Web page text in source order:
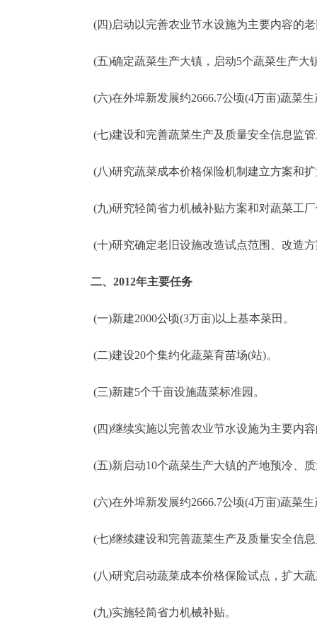
(四)启动以完善农业节水设施为主要内容的老
(五)确定蔬菜生产大镇，启动5个蔬菜生产大
(六)在外埠新发展约2666.7公顷(4万亩)蔬菜生
(七)建设和完善蔬菜生产及质量安全信息监管
(八)研究蔬菜成本价格保险机制建立方案和扩
(九)研究轻简省力机械补贴方案和对蔬菜工厂
(十)研究确定老旧设施改造试点范围、改造
二、2012年主要任务
(一)新建2000公顷(3万亩)以上基本菜田。
(二)建设20个集约化蔬菜育苗场(站)。
(三)新建5个千亩设施蔬菜标准园。
(四)继续实施以完善农业节水设施为主要内容
(五)新启动10个蔬菜生产大镇的产地预冷、质
(六)在外埠新发展约2666.7公顷(4万亩)蔬菜生
(七)继续建设和完善蔬菜生产及质量安全信息
(八)研究启动蔬菜成本价格保险试点，扩大蔬
(九)实施轻简省力机械补贴。